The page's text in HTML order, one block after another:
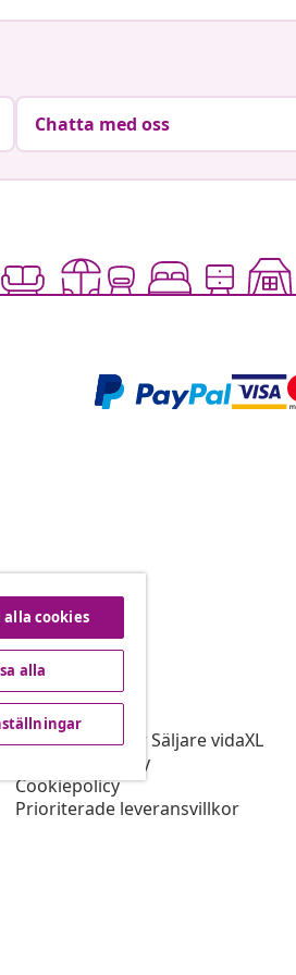
Chatta med oss
vidaXL
Om vidaXL
Allmänna villkor Säljare vidaXL
Integritetspolicy
Cookiepolicy
Prioriterade leveransvillkor
cookies
alla